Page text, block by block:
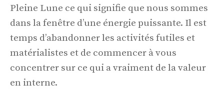
Pleine Lune ce qui signifie que nous sommes
dans la fenêtre d’une énergie puissante. Il est
temps d’abandonner les activités futiles et
matérialistes et de commencer à vous
concentrer sur ce qui a vraiment de la valeur
en interne.